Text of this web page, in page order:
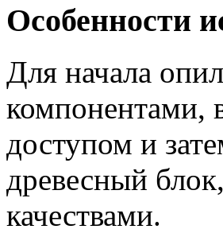
Особенности
Для начала
компонентами,
доступом и
древесный
качествами.